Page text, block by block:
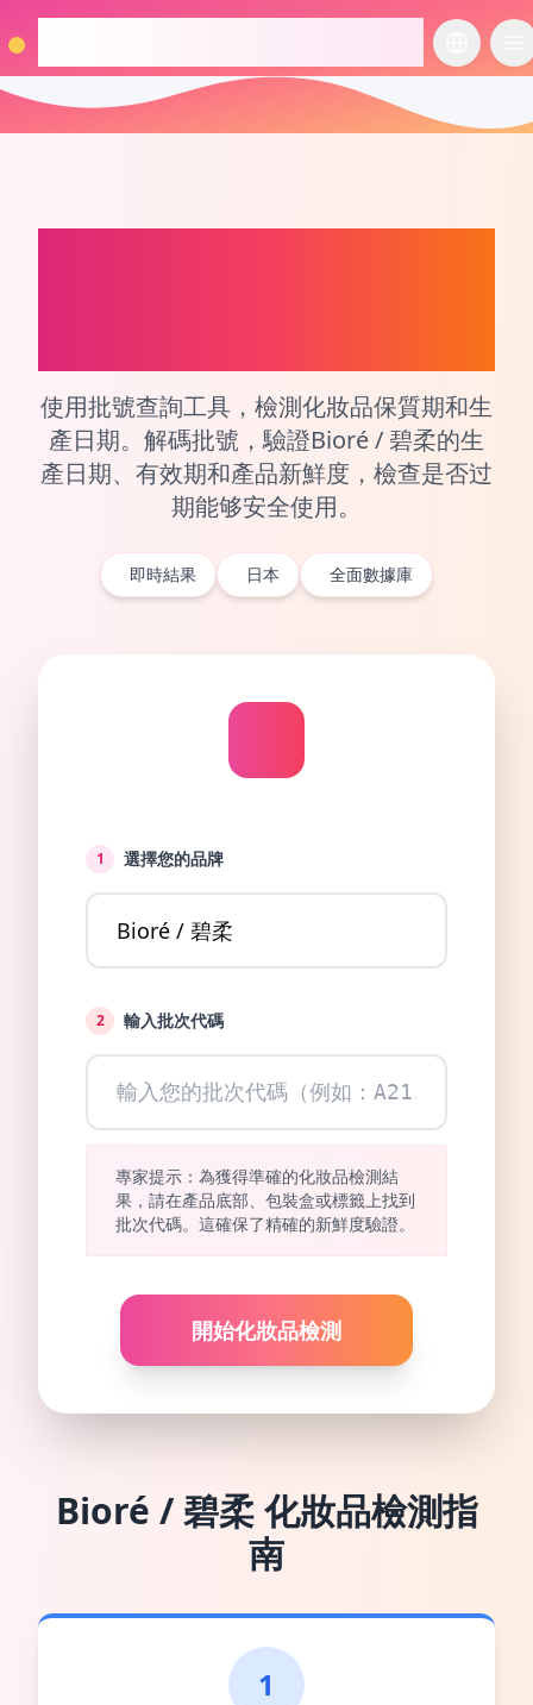
切换语言
使用批號查詢工具，檢測化妝品保質期和生
產日期。解碼批號，驗證Bioré / 碧柔的生
產日期、有效期和產品新鮮度，檢查是否过
期能够安全使用。
即時結果 日本 全面數據庫
1 選擇您的品牌
2 輸入批次代碼
專家提示：為獲得準確的化妝品檢測結
果，請在產品底部、包裝盒或標籤上找到
批次代碼。這確保了精確的新鮮度驗證。
開始化妝品檢測
Bioré / 碧柔 化妝品檢測指
南
1